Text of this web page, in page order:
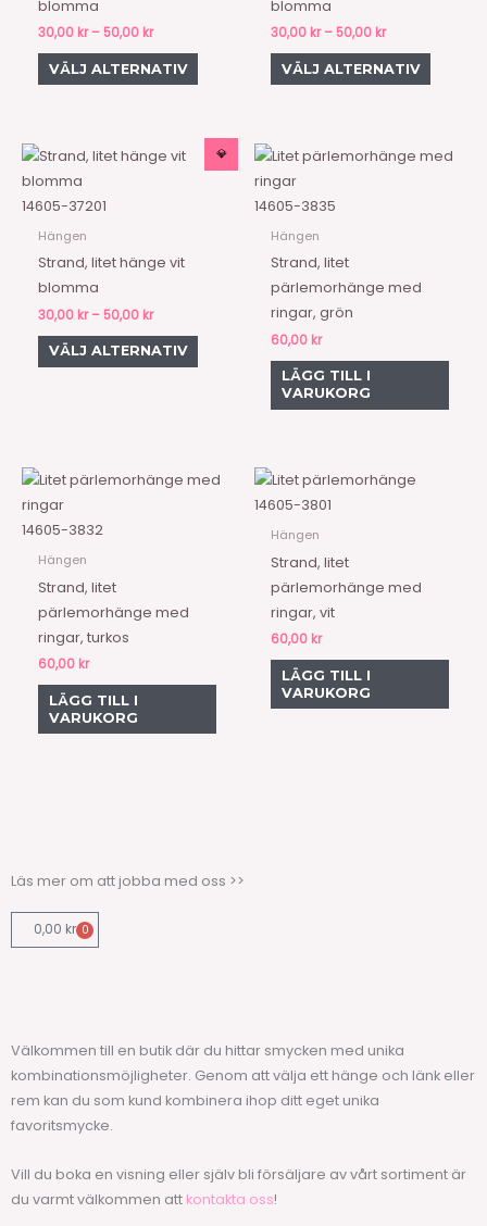
blomma
30,00 kr – 50,00 kr
VÄLJ ALTERNATIV
alternativen
produktsidan
blomma
30,00 kr – 50,00 kr
VÄLJ ALTERNATIV
💎
14605-37201
Hängen
Strand, litet hänge vit
blomma
30,00 kr – 50,00 kr
Prisintervall:
30,00 kr
VÄLJ ALTERNATIV
Den
produkten14605-3835
Hängen
Strand, litet
pärlemorhänge med
ringar, grön
60,00 kr
LÄGG TILL I
VARUKORG
14605-3832
Hängen
Strand, litet
pärlemorhänge med
ringar, turkos
60,00 kr
LÄGG TILL I
VARUKORG
14605-3801
Hängen
Strand, litet
pärlemorhänge med
ringar, vit
60,00 kr
LÄGG TILL I
VARUKORG
Läs mer om att jobba med oss >>
0,00 kr 0
Varukorg
Välkommen till en butik där du hittar smycken med unika
kombinationsmöjligheter. Genom att välja ett hänge och länk eller
rem kan du som kund kombinera ihop ditt eget unika
favoritsmycke.
Vill du boka en visning eller själv bli försäljare av vårt sortiment är
du varmt välkommen att kontakta oss!